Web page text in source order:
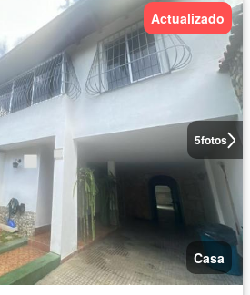
5fotos
Actualizado
Casa